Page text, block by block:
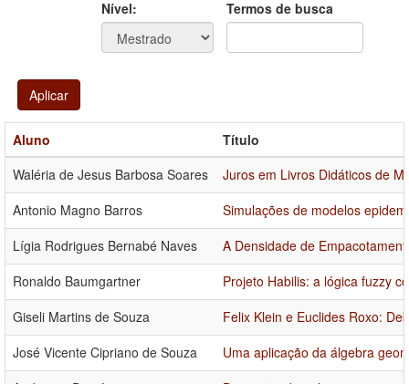
Nível: Termos de busca
Aplicar
Aluno
Título
Waléria de Jesus Barbosa Soares
Juros em Livros Didáticos de
Antonio Magno Barros
Simulações de modelos
Lígia Rodrigues Bernabé Naves
A Densidade de
Ronaldo Baumgartner
Projeto Habilis: a lógica fuzzy
Giseli Martins de Souza
Felix Klein e Euclides Roxo:
José Vicente Cipriano de Souza
Uma aplicação da álgebra